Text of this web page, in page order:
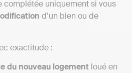
complétée uniquement si vous
d’un bien ou de
exactitude :
du nouveau logement loué en